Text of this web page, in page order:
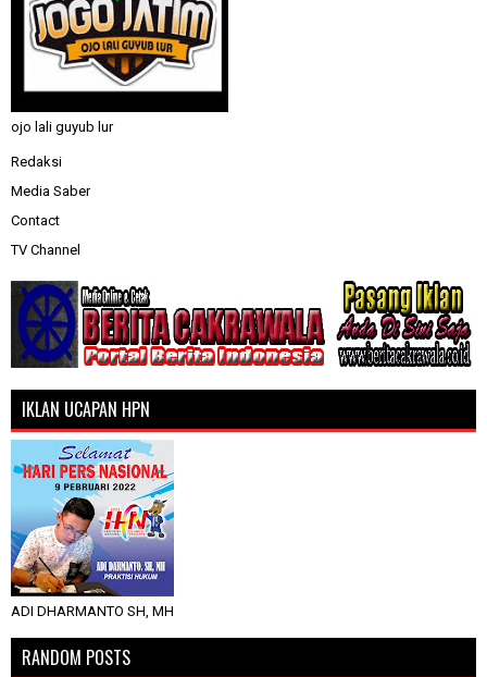
ojo lali guyub lur
Redaksi
Media Saber
Contact
TV Channel
IKLAN UCAPAN HPN
ADI DHARMANTO SH, MH
RANDOM POSTS